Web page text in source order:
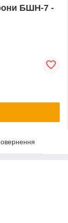
БШН-7 -